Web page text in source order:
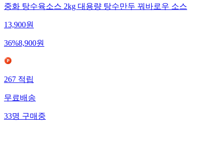
중화 탕수육소스 2kg 대용량 탕수만두 꿔바로우 소스
13,900원
36%8,900원
267적립
무료배송
33명구매중